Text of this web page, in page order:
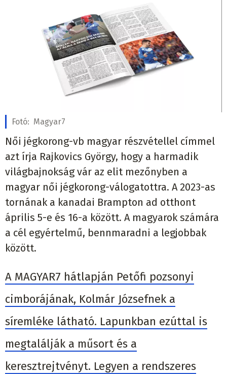
Fotó: Magyar7
Női jégkorong-vb magyar részvétellel címmel
azt írja Rajkovics György, hogy a harmadik
világbajnokság vár az elit mezőnyben a
magyar női jégkorong-válogatottra. A 2023-as
tornának a kanadai Brampton ad otthont
április 5-e és 16-a között. A magyarok számára
a cél egyértelmű, bennmaradni a legjobbak
között.
A MAGYAR7 hátlapján Petőfi pozsonyi
cimborájának, Kolmár Józsefnek a
síremléke látható. Lapunkban ezúttal is
megtalálják a műsort és a
keresztrejtvényt. Legyen a rendszeres